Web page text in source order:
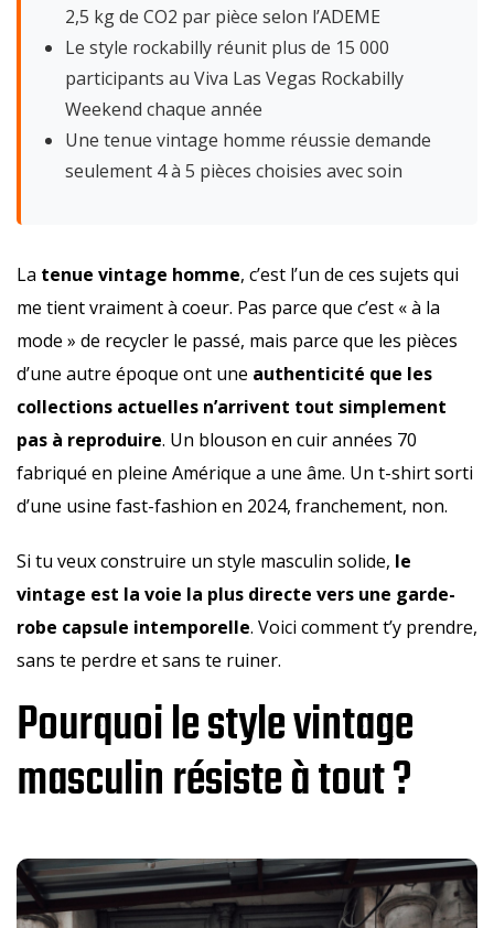
2,5 kg de CO2 par pièce selon l’ADEME
Le style rockabilly réunit plus de 15 000
participants au Viva Las Vegas Rockabilly
Weekend chaque année
Une tenue vintage homme réussie demande
seulement 4 à 5 pièces choisies avec soin
La tenue vintage homme, c’est l’un de ces sujets qui
me tient vraiment à coeur. Pas parce que c’est « à la
mode » de recycler le passé, mais parce que les pièces
d’une autre époque ont une authenticité que les
collections actuelles n’arrivent tout simplement
pas à reproduire. Un blouson en cuir années 70
fabriqué en pleine Amérique a une âme. Un t-shirt sorti
d’une usine fast-fashion en 2024, franchement, non.
Si tu veux construire un style masculin solide, le
vintage est la voie la plus directe vers une garde-
robe capsule intemporelle. Voici comment t’y prendre,
sans te perdre et sans te ruiner.
Pourquoi le style vintage
masculin résiste à tout ?